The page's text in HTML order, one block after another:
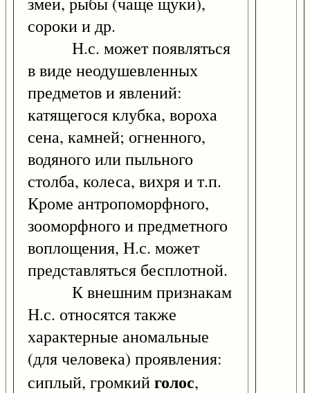
сороки и др.
Н.с. может появляться
в виде неодушевленных
предметов и явлений:
катящегося клубка, вороха
сена, камней; огненного,
водяного или пыльного
столба, колеса, вихря и т.п.
Кроме антропоморфного,
зооморфного и предметного
воплощения, Н.с. может
представляться бесплотной.
К внешним признакам
Н.с. относятся также
характерные аномальные
(для человека) проявления:
сиплый, громкийголос,